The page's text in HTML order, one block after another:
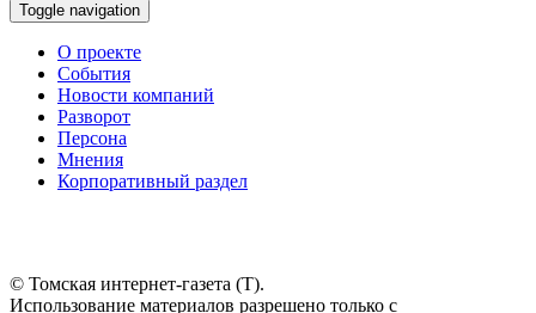
Toggle navigation
О проекте
События
Новости компаний
Разворот
Персона
Мнения
Корпоративный раздел
© Томская интернет-газета (Т).
Использование материалов разрешено только с